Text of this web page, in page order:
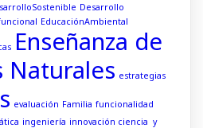
Desarrollo
EducaciónAmbiental
Enseñanza de
Naturales estrategias
evaluación Familia funcionalidad
ingeniería innovación ciencia y